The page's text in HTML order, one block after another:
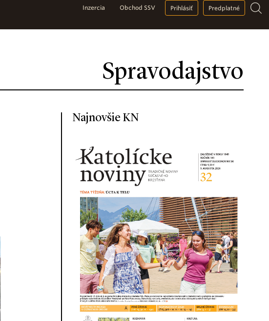
Spravodajstvo
Inzercia Obchod SSV Prihlásiť Predplatné
Najnovšie KN